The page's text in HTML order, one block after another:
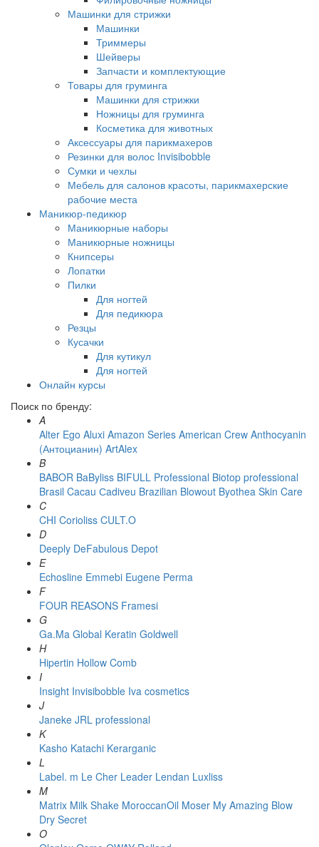
Машинки для стрижки
Машинки
Триммеры
Шейверы
Запчасти и комплектующие
Товары для груминга
Машинки для стрижки
Ножницы для груминга
Косметика для животных
Аксессуары для парикмахеров
Резинки для волос Invisibobble
Сумки и чехлы
Мебель для салонов красоты, парикмахерские
рабочие места
Маникюр-педикюр
Маникюрные наборы
Маникюрные ножницы
Книпсеры
Лопатки
Пилки
Для ногтей
Для педикюра
Резцы
Кусачки
Для кутикул
Для ногтей
Онлайн курсы
Поиск по бренду:
A
Alter Ego Aluxi Amazon Series American Crew Anthocyanin
(Антоцианин) ArtAlex
B
BABOR BaByliss BIFULL Professional Biotop professional
Brasil Cacau Сadiveu Brazilian Blowout Byothea Skin Care
C
CHI Corioliss CULT.O
D
Deeply DeFabulous Depot
E
Echosline Emmebi Eugene Perma
F
FOUR REASONS Framesi
G
Ga.Ma Global Keratin Goldwell
H
Hipertin Hollow Comb
I
Insight Invisibobble Iva cosmetics
J
Janeke JRL professional
K
Kasho Katachi Kerarganic
L
Label. m Le Cher Leader Lendan Luxliss
M
Matrix Milk Shake MoroccanOil Moser My Amazing Blow
Dry Secret
O